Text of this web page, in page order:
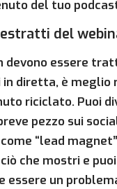
del tuo
del
devono essere
diretta, è meglio
riciclato. Puoi
pezzo sui
“lead
che mostri e
essere un